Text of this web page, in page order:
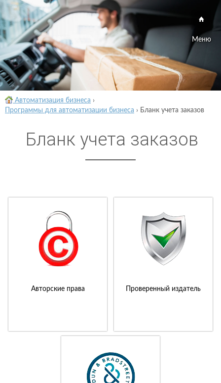
Меню
Автоматизация бизнеса ›
Программы для автоматизации бизнеса › Бланк учета заказов
Бланк учета заказов
Авторские права Проверенный издатель